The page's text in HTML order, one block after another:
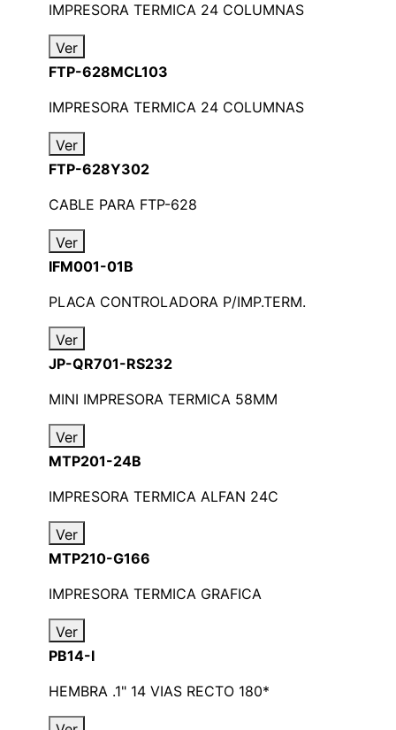
IMPRESORA TERMICA 24 COLUMNAS
Ver
FTP-628MCL103
IMPRESORA TERMICA 24 COLUMNAS
Ver
FTP-628Y302
CABLE PARA FTP-628
Ver
IFM001-01B
PLACA CONTROLADORA P/IMP.TERM.
Ver
JP-QR701-RS232
MINI IMPRESORA TERMICA 58MM
Ver
MTP201-24B
IMPRESORA TERMICA ALFAN 24C
Ver
MTP210-G166
IMPRESORA TERMICA GRAFICA
Ver
PB14-I
HEMBRA .1" 14 VIAS RECTO 180*